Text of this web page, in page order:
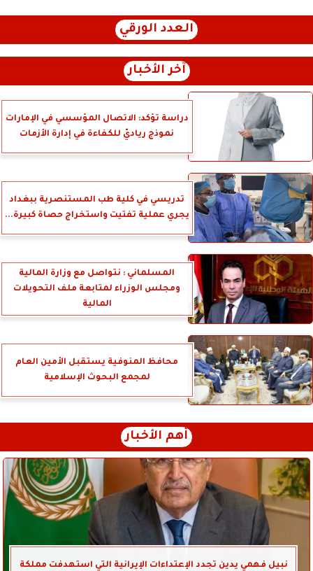
العدد الورقي
آخر الأخبار
دراسة تؤكد: الاتصال المؤسسي في الإمارات
نموذج رياديّ للكفاءة في إدارة الأزمات
تدريسي في كلية طب المستنصرية ببغداد
يجري عملية تفتيت واستخراج حصاة كبيرة...
المسلماني : نتواصل مع وزارة المالية
ومجلس الوزراء لمتابعة ملف التحويلات
المالية
محافظ المنوفية يستقبل الأمين العام
لمجمع البحوث الإسلامية
أهم الأخبار
نبيل فهمي يدين تجدد الإعتداءات الإيرانية التي استهدفت مملكة